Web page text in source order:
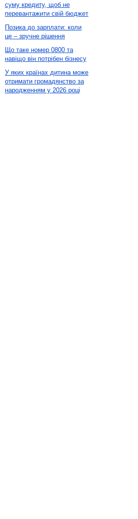
суму кредиту, щоб не
перевантажити свій бюджет
Позика до зарплати: коли
це – зручне рішення
Що таке номер 0800 та
навіщо він потрібен бізнесу
У яких країнах дитина може
отримати громадянство за
народженням у 2026 році